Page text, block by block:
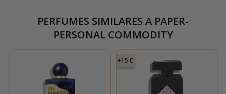
PERFUMES SIMILARES A PAPER-
PERSONAL COMMODITY
+15 €